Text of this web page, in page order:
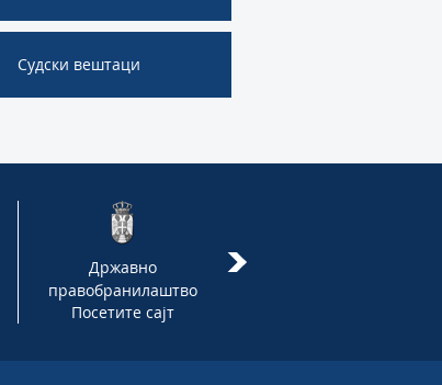
Судски вештаци
Државно
правобранилаштво
Посетите сајт